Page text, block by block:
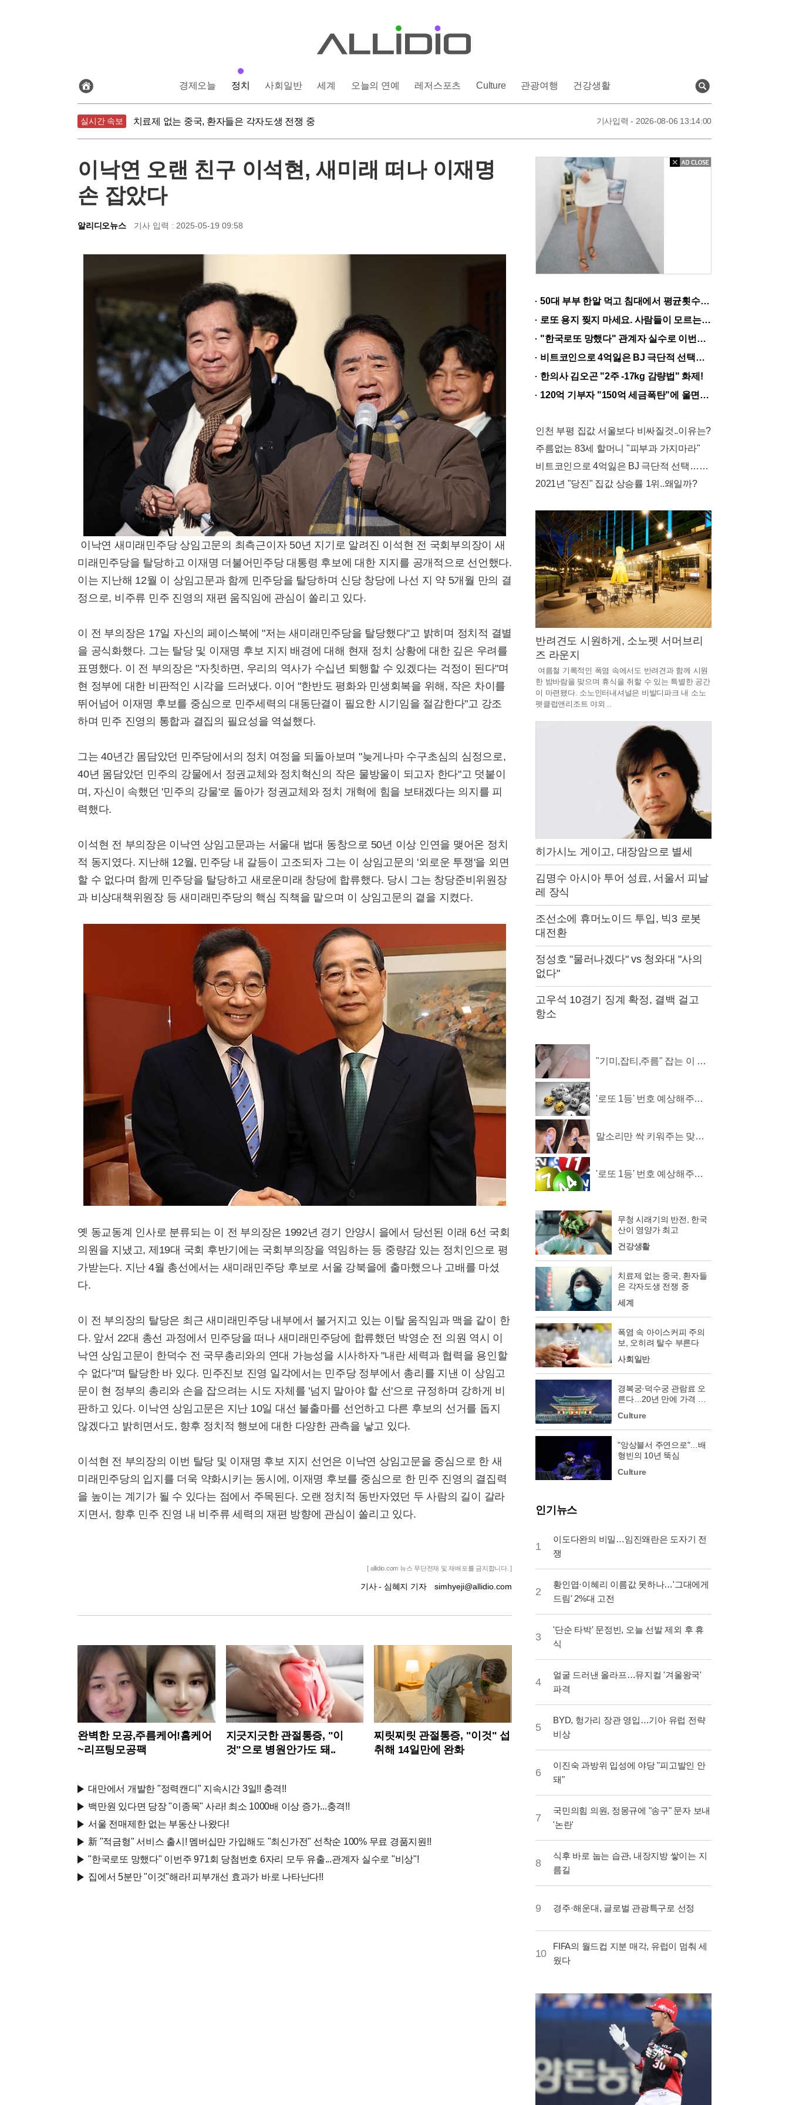
검
색
전
체
보
기
경제오늘 정치 사회일반 세계 오늘의 연예 레저스포츠 Culture 관광여행 건강생활
실시간 속보 치료제 없는 중국, 환자들은 각자도생 전쟁 중 기사입력 - 2026-08-06 13:14:00
이낙연 오랜 친구 이석현, 새미래 떠나 이재명
손 잡았다
알리디오뉴스 기사 입력 : 2025-05-19 09:58
이낙연 새미래민주당 상임고문의 최측근이자 50년 지기로 알려진 이석현 전 국회부의장이 새
미래민주당을 탈당하고 이재명 더불어민주당 대통령 후보에 대한 지지를 공개적으로 선언했다.
이는 지난해 12월 이 상임고문과 함께 민주당을 탈당하며 신당 창당에 나선 지 약 5개월 만의 결
정으로, 비주류 민주 진영의 재편 움직임에 관심이 쏠리고 있다.
이 전 부의장은 17일 자신의 페이스북에 "저는 새미래민주당을 탈당했다"고 밝히며 정치적 결별
을 공식화했다. 그는 탈당 및 이재명 후보 지지 배경에 대해 현재 정치 상황에 대한 깊은 우려를
표명했다. 이 전 부의장은 "자칫하면, 우리의 역사가 수십년 퇴행할 수 있겠다는 걱정이 된다"며
현 정부에 대한 비판적인 시각을 드러냈다. 이어 "한반도 평화와 민생회복을 위해, 작은 차이를
뛰어넘어 이재명 후보를 중심으로 민주세력의 대동단결이 필요한 시기임을 절감한다"고 강조
하며 민주 진영의 통합과 결집의 필요성을 역설했다.
그는 40년간 몸담았던 민주당에서의 정치 여정을 되돌아보며 "늦게나마 수구초심의 심정으로,
40년 몸담았던 민주의 강물에서 정권교체와 정치혁신의 작은 물방울이 되고자 한다"고 덧붙이
며, 자신이 속했던 '민주의 강물'로 돌아가 정권교체와 정치 개혁에 힘을 보태겠다는 의지를 피
력했다.
이석현 전 부의장은 이낙연 상임고문과는 서울대 법대 동창으로 50년 이상 인연을 맺어온 정치
적 동지였다. 지난해 12월, 민주당 내 갈등이 고조되자 그는 이 상임고문의 '외로운 투쟁'을 외면
할 수 없다며 함께 민주당을 탈당하고 새로운미래 창당에 합류했다. 당시 그는 창당준비위원장
과 비상대책위원장 등 새미래민주당의 핵심 직책을 맡으며 이 상임고문의 곁을 지켰다.
옛 동교동계 인사로 분류되는 이 전 부의장은 1992년 경기 안양시 을에서 당선된 이래 6선 국회
의원을 지냈고, 제19대 국회 후반기에는 국회부의장을 역임하는 등 중량감 있는 정치인으로 평
가받는다. 지난 4월 총선에서는 새미래민주당 후보로 서울 강북을에 출마했으나 고배를 마셨
다.
이 전 부의장의 탈당은 최근 새미래민주당 내부에서 불거지고 있는 이탈 움직임과 맥을 같이 한
다. 앞서 22대 총선 과정에서 민주당을 떠나 새미래민주당에 합류했던 박영순 전 의원 역시 이
낙연 상임고문이 한덕수 전 국무총리와의 연대 가능성을 시사하자 "내란 세력과 협력을 용인할
수 없다"며 탈당한 바 있다. 민주진보 진영 일각에서는 민주당 정부에서 총리를 지낸 이 상임고
문이 현 정부의 총리와 손을 잡으려는 시도 자체를 '넘지 말아야 할 선'으로 규정하며 강하게 비
판하고 있다. 이낙연 상임고문은 지난 10일 대선 불출마를 선언하고 다른 후보의 선거를 돕지
않겠다고 밝히면서도, 향후 정치적 행보에 대한 다양한 관측을 낳고 있다.
이석현 전 부의장의 이번 탈당 및 이재명 후보 지지 선언은 이낙연 상임고문을 중심으로 한 새
미래민주당의 입지를 더욱 약화시키는 동시에, 이재명 후보를 중심으로 한 민주 진영의 결집력
을 높이는 계기가 될 수 있다는 점에서 주목된다. 오랜 정치적 동반자였던 두 사람의 길이 갈라
지면서, 향후 민주 진영 내 비주류 세력의 재편 방향에 관심이 쏠리고 있다.
[ allidio.com 뉴스 무단전재 및 재배포를 금지합니다. ]
기사 - 심혜지 기자 simhyeji@allidio.com
완벽한 모공,주름케어!홈케어
~리프팅모공팩
지긋지긋한 관절통증, "이
것"으로 병원안가도 돼..
찌릿찌릿 관절통증, "이것" 섭
취해 14일만에 완화
대만에서 개발한 "정력캔디" 지속시간 3일!! 충격!!
백만원 있다면 당장 "이종목" 사라! 최소 1000배 이상 증가...충격!!
서울 전매제한 없는 부동산 나왔다!
新 "적금형" 서비스 출시! 멤버십만 가입해도 "최신가전" 선착순 100% 무료 경품지원!!
"한국로또 망했다" 이번주 971회 당첨번호 6자리 모두 유출...관계자 실수로 "비상"!
집에서 5분만 "이것"해라! 피부개선 효과가 바로 나타난다!!
이
라
인
스
투
버
튼
디
일
로
더
욱
멋
스
러
운
스
커
트
뒷
퍼
로
50대 부부 한알 먹고 침대에서 평균횟수 하루5번?
로또 용지 찢지 마세요. 사람들이 모르는 3가지!!
"한국로또 망했다" 관계자 실수로 이번주 971회차 번호 6자리 공개!? 꼭 확인해라!
비트코인으로 4억잃은 BJ 극단적 선택…충격!
한의사 김오곤 "2주 -17kg 감량법" 화제!
120억 기부자 "150억 세금폭탄"에 울면서 한 말이..!
인천 부평 집값 서울보다 비싸질것..이유는?
주름없는 83세 할머니 "피부과 가지마라"
비트코인으로 4억잃은 BJ 극단적 선택…충격!
2021년 "당진" 집값 상승률 1위..왜일까?
반려견도 시원하게, 소노펫 서머브리
즈 라운지
여름철 기록적인 폭염 속에서도 반려견과 함께 시원
한 밤바람을 맞으며 휴식을 취할 수 있는 특별한 공간
이 마련됐다. 소노인터내셔널은 비발디파크 내 소노
펫클럽앤리조트 야외 ..
히가시노 게이고, 대장암으로 별세
김명수 아시아 투어 성료, 서울서 피날
레 장식
조선소에 휴머노이드 투입, 빅3 로봇
대전환
정성호 "물러나겠다" vs 청와대 "사의
없다"
고우석 10경기 징계 확정, 결백 걸고
항소
"기미,잡티,주름" 잡는 이 크
'로또 1등' 번호 예상해주는
말소리만 싹 키워주는 맞춤
'로또 1등' 번호 예상해주는
무청 시래기의 반전, 한국
산이 영양가 최고
건강생활
치료제 없는 중국, 환자들
은 각자도생 전쟁 중
세계
폭염 속 아이스커피 주의
보, 오히려 탈수 부른다
사회일반
경복궁·덕수궁 관람료 오
른다…20년 만에 가격 현
Culture
"앙상블서 주연으로"…배
형빈의 10년 뚝심
Culture
인기뉴스
1
이도다완의 비밀…임진왜란은 도자기 전
쟁
2
황인엽·이혜리 이름값 못하나…'그대에게
드림' 2%대 고전
3
'단순 타박' 문정빈, 오늘 선발 제외 후 휴
식
4
얼굴 드러낸 올라프…뮤지컬 '겨울왕국'
파격
5
BYD, 헝가리 장관 영입…기아 유럽 전략
비상
6
이진숙 과방위 입성에 야당 "피고발인 안
돼"
7
국민의힘 의원, 정몽규에 "송구" 문자 보내
'논란'
8
식후 바로 눕는 습관, 내장지방 쌓이는 지
름길
9 경주·해운대, 글로벌 관광특구로 선정
10
FIFA의 월드컵 지분 매각, 유럽이 멈춰 세
웠다